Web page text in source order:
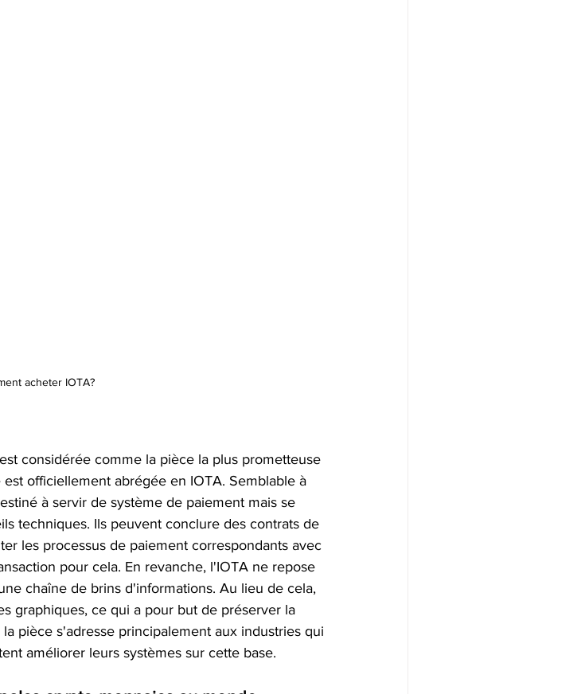
acheter IOTA?
est considérée comme la pièce la plus prometteuse
officiellement abrégée en IOTA. Semblable à
à servir de système de paiement mais se
techniques. Ils peuvent conclure des contrats de
les processus de paiement correspondants avec
pour cela. En revanche, l'IOTA ne repose
chaîne de brins d'informations. Au lieu de cela,
graphiques, ce qui a pour but de préserver la
pièce s'adresse principalement aux industries qui
améliorer leurs systèmes sur cette base.